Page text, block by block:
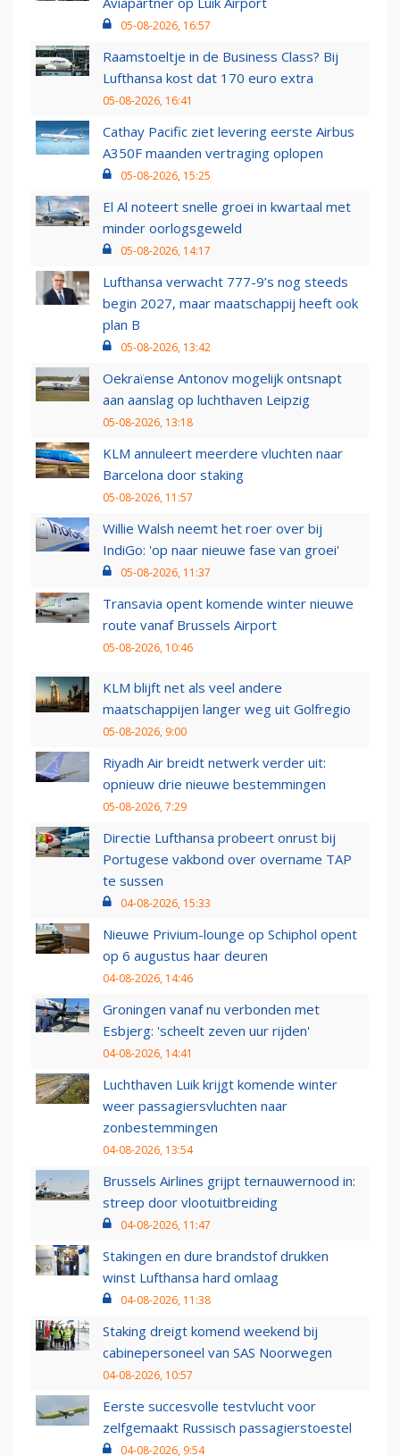
05-08-2026, 16:57
Raamstoeltje in de Business Class? Bij
Lufthansa kost dat 170 euro extra
05-08-2026, 16:41
Cathay Pacific ziet levering eerste Airbus
A350F maanden vertraging oplopen
05-08-2026, 15:25
El Al noteert snelle groei in kwartaal met
minder oorlogsgeweld
05-08-2026, 14:17
Lufthansa verwacht 777-9’s nog steeds
begin 2027, maar maatschappij heeft ook
plan B
05-08-2026, 13:42
Oekraïense Antonov mogelijk ontsnapt
aan aanslag op luchthaven Leipzig
05-08-2026, 13:18
KLM annuleert meerdere vluchten naar
Barcelona door staking
05-08-2026, 11:57
Willie Walsh neemt het roer over bij
IndiGo: 'op naar nieuwe fase van groei'
05-08-2026, 11:37
Transavia opent komende winter nieuwe
route vanaf Brussels Airport
05-08-2026, 10:46
KLM blijft net als veel andere
maatschappijen langer weg uit Golfregio
05-08-2026, 9:00
Riyadh Air breidt netwerk verder uit:
opnieuw drie nieuwe bestemmingen
05-08-2026, 7:29
Directie Lufthansa probeert onrust bij
Portugese vakbond over overname TAP
te sussen
04-08-2026, 15:33
Nieuwe Privium-lounge op Schiphol opent
op 6 augustus haar deuren
04-08-2026, 14:46
Groningen vanaf nu verbonden met
Esbjerg: 'scheelt zeven uur rijden'
04-08-2026, 14:41
Luchthaven Luik krijgt komende winter
weer passagiersvluchten naar
zonbestemmingen
04-08-2026, 13:54
Brussels Airlines grijpt ternauwernood in:
streep door vlootuitbreiding
04-08-2026, 11:47
Stakingen en dure brandstof drukken
winst Lufthansa hard omlaag
04-08-2026, 11:38
Staking dreigt komend weekend bij
cabinepersoneel van SAS Noorwegen
04-08-2026, 10:57
Eerste succesvolle testvlucht voor
zelfgemaakt Russisch passagierstoestel
04-08-2026, 9:54